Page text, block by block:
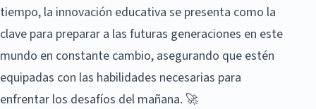
tiempo, la innovación educativa se presenta como la
clave para preparar a las futuras generaciones en este
mundo en constante cambio, asegurando que estén
equipadas con las habilidades necesarias para
enfrentar los desafíos del mañana. 🚀